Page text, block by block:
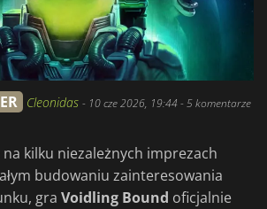
Cleonidas - 10 cze 2026, 19:44- 5 komentarze
kilku niezależnych imprezach
budowaniu zainteresowania
gra Voidling Bound oficjalnie